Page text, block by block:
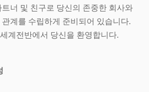
너 및 친구로 당신의 존중한 회사와
계를 수립하게 준비되어 있습니다.
계전반에서 당신을 환영합니다.